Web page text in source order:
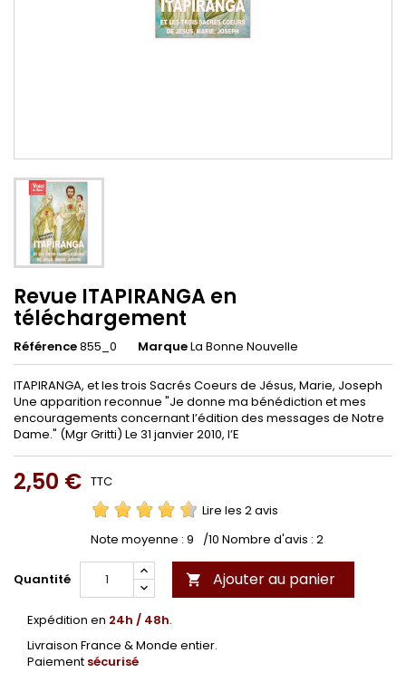
Revue ITAPIRANGA en
téléchargement
Référence855_0 MarqueLa Bonne Nouvelle
ITAPIRANGA, et les trois Sacrés Coeurs de Jésus, Marie, Joseph
Une apparition reconnue "Je donne ma bénédiction et mes
encouragements concernant l’édition des messages de Notre
Dame." (Mgr Gritti) Le 31 janvier 2010, l’E
2,50 € TTC
Lire les 2 avis
Note moyenne : 9 /10 Nombre d'avis : 2
Quantité  Ajouter au panier
Expédition en 24h / 48h.
Livraison France & Monde entier.
Paiement sécurisé